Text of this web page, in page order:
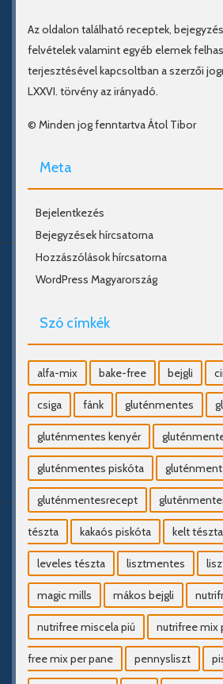
Az oldalon található receptek,
felvételek valamint egyéb elemek
terjesztésével kapcsoltban a szerzői
LXXVI. törvény az irányadó.
© Minden jog fenntartva Átol Tibor
Meta
Bejelentkezés
Bejegyzések hírcsatorna
Hozzászólások hírcsatorna
WordPress Magyarország
Szó címkék
alfa-mix bake-free bejgli
csiga fánk gluténmentes
gluténmentes kenyér
gluténmentes piskóta
gluténmentesrecept
tészta kakaós piskóta kelt tészta
leveles tészta lisztmentes
magic mills mákos bejgli
nutrifree miscela piú nutrifree mix
free mix per pane pennysliszt